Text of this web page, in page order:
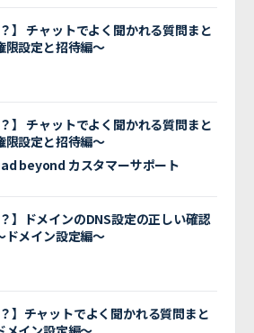
】 チャットでよく聞かれる質問まと
限設定と招待編〜
】 チャットでよく聞かれる質問まと
限設定と招待編〜
beyond カスタマーサポート
】ドメインのDNS設定の正しい確認
ドメイン設定編〜
】チャットでよく聞かれる質問まと